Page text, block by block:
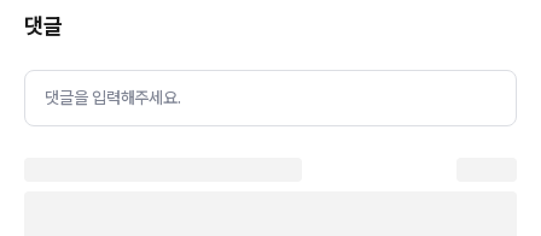
댓글
댓글을 입력해주세요.